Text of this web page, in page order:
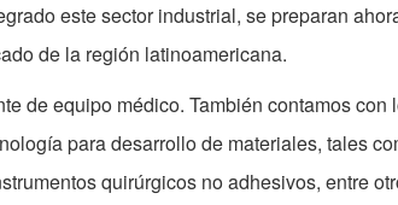
este sector industrial, se preparan
de la región latinoamericana.
de equipo médico. También contamos con
para desarrollo de materiales, tales
quirúrgicos no adhesivos, entre